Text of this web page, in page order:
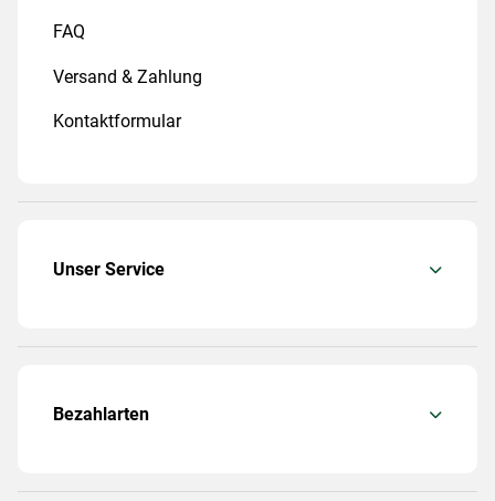
FAQ
Versand & Zahlung
Kontaktformular
Unser Service
Bezahlarten